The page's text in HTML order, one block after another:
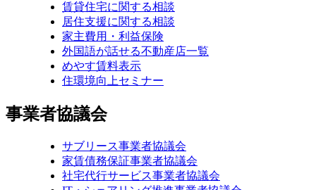
賃貸住宅に関する相談
居住支援に関する相談
家主費用・利益保険
外国語が話せる不動産店一覧
めやす賃料表示
住環境向上セミナー
事業者協議会
サブリース事業者協議会
家賃債務保証事業者協議会
社宅代行サービス事業者協議会